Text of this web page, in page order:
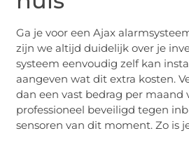
Ga je voor een Ajax
zijn we altijd duidelijk over je
systeem eenvoudig zelf kan
aangeven wat dit extra kosten.
dan een vast bedrag per
professioneel beveiligd tegen
sensoren van dit moment. Zo is